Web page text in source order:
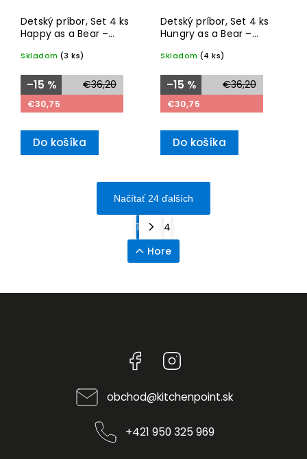
Detský príbor, Set 4 ks
Happy as a Bear –
Skladom (3 ks)
€36,20
–15 %
€30,75
Do košíka
Detský príbor, Set 4 ks
Hungry as a Bear –
Skladom (4 ks)
€36,20
–15 %
€30,75
Do košíka
Načítať 24 ďalších
1
4
Hore
Facebook
obchod@kitchenpoint.sk
+421 950 325 969